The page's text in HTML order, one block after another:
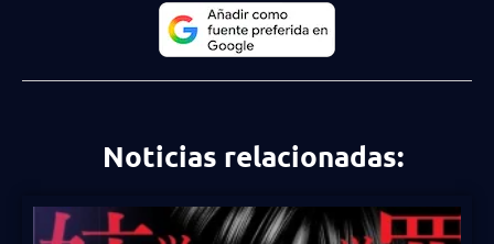
Noticias relacionadas: